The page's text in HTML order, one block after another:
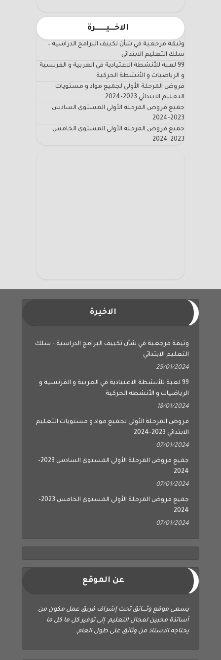
الاخـــيـــــــرة
وثيقة مرجعية في شأن تكييف البرامج الدراسية –
سلك التعليم الابتدائي
99 لعبة للأنشطة الاعتيادية في العربية و الفرنسية
و الرياضيات و الأنشطة الحركية
فروض المرحلة الأولى لجميع مواد و مستويات
التعليم الابتدائي 2023-2024
جميع فروض المرحلة الأولى المستوى السادس
2023-2024
جميع فروض المرحلة الأولى المستوى الخامس
2023-2024
الاخيرة
وثيقة مرجعية في شأن تكييف البرامج الدراسية – سلك
التعليم الابتدائي
25/01/2024
99 لعبة للأنشطة الاعتيادية في العربية و الفرنسية و
الرياضيات و الأنشطة الحركية
18/01/2024
فروض المرحلة الأولى لجميع مواد و مستويات التعليم
الابتدائي 2023-2024
07/01/2024
جميع فروض المرحلة الأولى المستوى السادس 2023-
2024
07/01/2024
جميع فروض المرحلة الأولى المستوى الخامس 2023-
2024
07/01/2024
عن الموقع
يسعى موقع وثــــائق تحت إشراف فريق عمل مكون من
أساتذة محبين لمجال التعليم إلى توفير كل ما كل ما
يحتاجه الاستاذ من وثائق على طول العام.